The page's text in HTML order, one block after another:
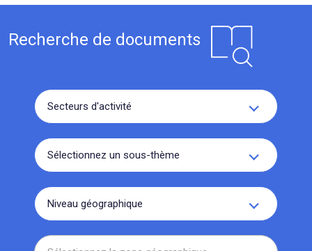
Recherche de documents
Secteurs d'activité
Sélectionnez un sous-thème
Niveau géographique